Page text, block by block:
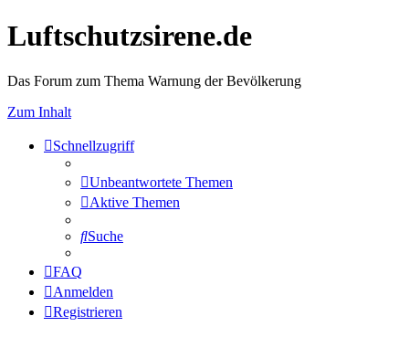
Luftschutzsirene.de
Das Forum zum Thema Warnung der Bevölkerung
Zum Inhalt
Schnellzugriff
Unbeantwortete Themen
Aktive Themen
Suche
FAQ
Anmelden
Registrieren